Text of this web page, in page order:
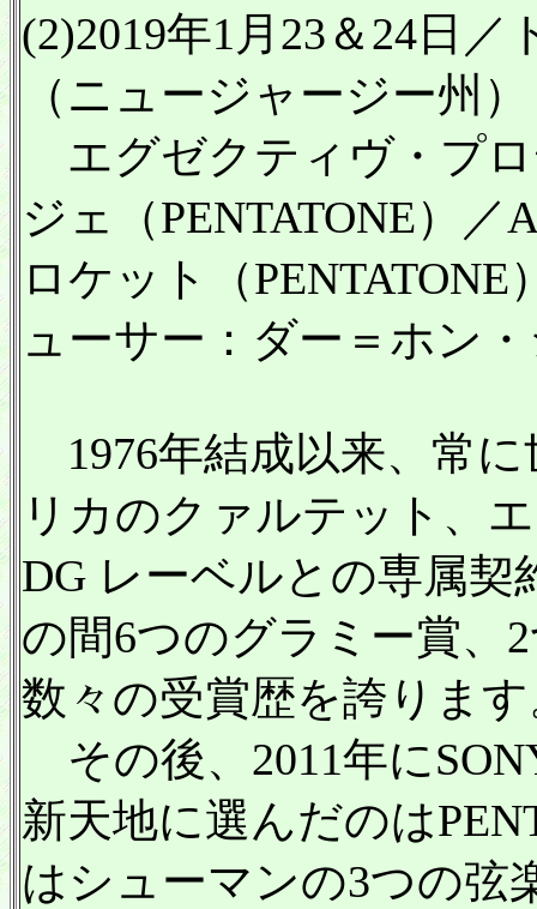
(2)2019年1月23＆24日
（ニュージャージー州）
エグゼクティヴ・プ
ジェ（PENTATONE）
ロケット（
ューサー：ダー＝ホン
1976年結成以来、常
リカのクァルテット、
DG レーベルとの専属
の間6つのグラミー賞、
数々の受賞歴を誇りま
その後、2011年に
新天地に選んだのは
はシューマンの3つの弦